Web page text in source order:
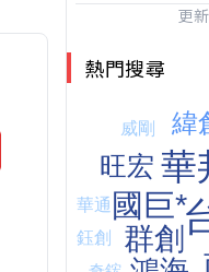
更
熱門搜尋